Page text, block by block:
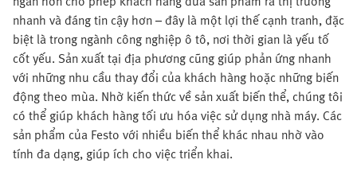
nhanh và đáng tin cậy hơn – đây là một lợi thế cạnh tranh, đặc
biệt là trong ngành công nghiệp ô tô, nơi thời gian là yếu tố
cốt yếu. Sản xuất tại địa phương cũng giúp phản ứng nhanh
với những nhu cầu thay đổi của khách hàng hoặc những biến
động theo mùa. Nhờ kiến thức về sản xuất biến thể, chúng tôi
có thể giúp khách hàng tối ưu hóa việc sử dụng nhà máy. Các
sản phẩm của Festo với nhiều biến thể khác nhau nhờ vào
tính đa dạng, giúp ích cho việc triển khai.